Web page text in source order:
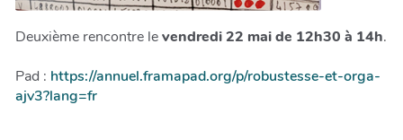
Deuxième rencontre levendredi 22 mai de 12h30 à 14h.
Pad : https://annuel.framapad.org/p/robustesse-et-orga-
ajv3?lang=fr